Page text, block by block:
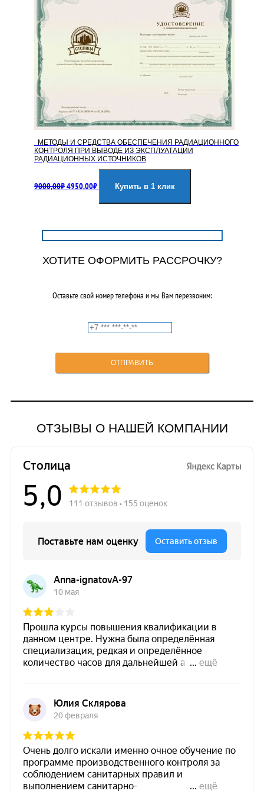
МЕТОДЫ И СРЕДСТВА ОБЕСПЕЧЕНИЯ РАДИАЦИОННОГО
КОНТРОЛЯ ПРИ ВЫВОДЕ ИЗ ЭКСПЛУАТАЦИИ
РАДИАЦИОННЫХ ИСТОЧНИКОВ
9000,00₽цена
4950,00₽цена:
Купить в 1 клик
ХОТИТЕ ОФОРМИТЬ РАССРОЧКУ?
Оставьте свой номер телефона и мы Вам перезвоним:
ОТЗЫВЫ О НАШЕЙ КОМПАНИИ